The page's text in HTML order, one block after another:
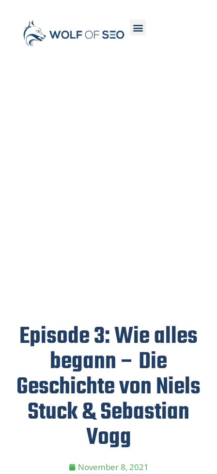
Episode 3: Wie alles
begann – Die
Geschichte von Niels
Stuck & Sebastian
Vogg
November 8, 2021